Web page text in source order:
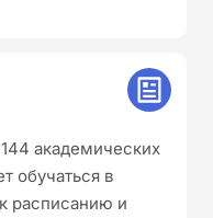
академических
обучаться в
расписанию и